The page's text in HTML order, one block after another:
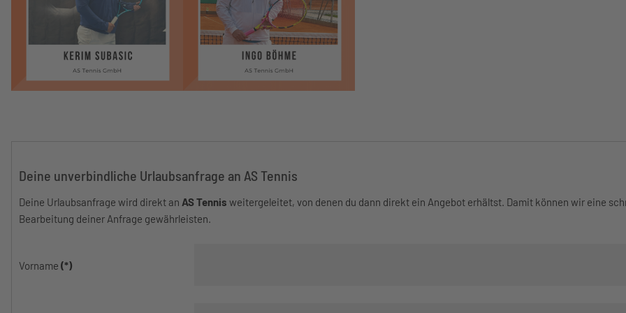
Deine unverbindliche Urlaubsanfrage an AS Tennis
Deine Urlaubsanfrage wird direkt an AS Tennis weitergeleitet, von denen du dann direkt ein Angebot erhältst. Damit können wir eine
Bearbeitung deiner Anfrage gewährleisten.
Vorname (*)